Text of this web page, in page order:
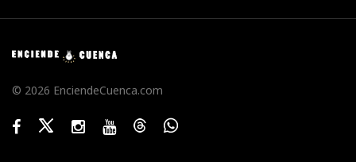
© 2026 EnciendeCuenca.com
FacebookTwitterInstagramYoutubeThreadsWhatsApp